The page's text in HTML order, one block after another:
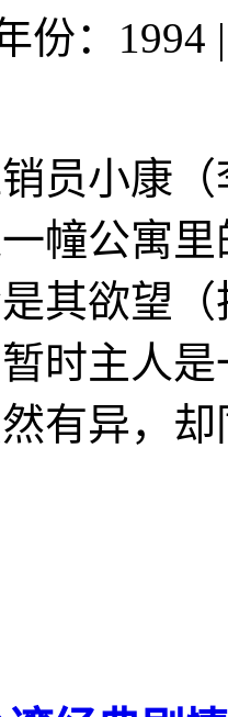
份：1994 |
小康（
幢公寓
其欲望
时主人
有异，